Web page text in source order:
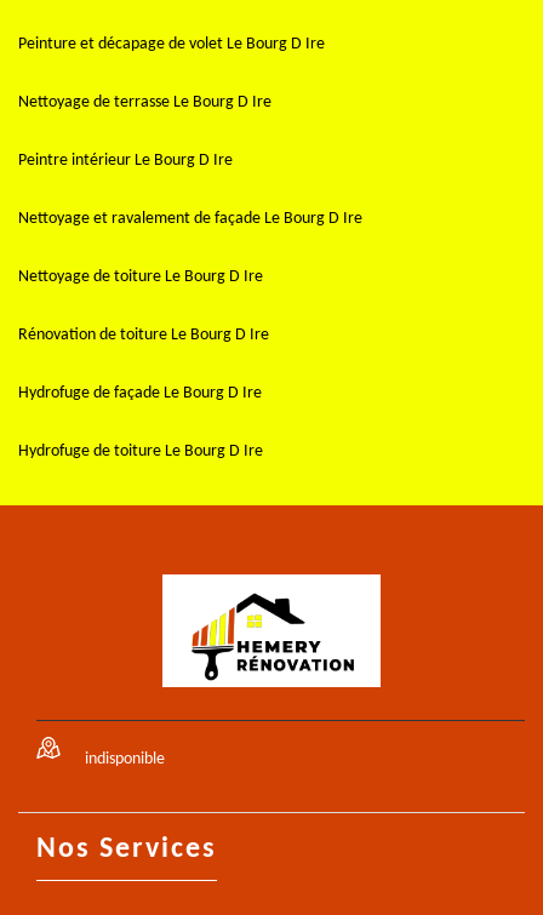
Peinture et décapage de volet Le Bourg D Ire
Nettoyage de terrasse Le Bourg D Ire
Peintre intérieur Le Bourg D Ire
Nettoyage et ravalement de façade Le Bourg D Ire
Nettoyage de toiture Le Bourg D Ire
Rénovation de toiture Le Bourg D Ire
Hydrofuge de façade Le Bourg D Ire
Hydrofuge de toiture Le Bourg D Ire
indisponible
Nos Services